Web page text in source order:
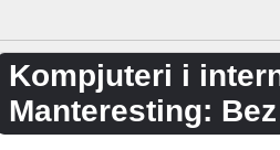
Kompjuteri i
Manteresting: